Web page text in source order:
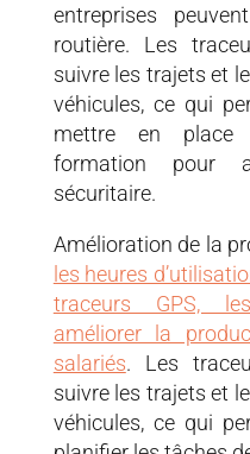
entreprises
routière. Les
suivre les trajets et
véhicules, ce qui
mettre en place
formation pour
sécuritaire.
Amélioration de la
les heures
traceurs GPS,
améliorer la
salariés. Les
suivre les trajets et
véhicules, ce qui